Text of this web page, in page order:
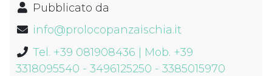
Pubblicato da
info@prolocopanzaischia.it
Tel. +39 081908436 | Mob. +39
3318095540 - 3496125250 - 3385015970